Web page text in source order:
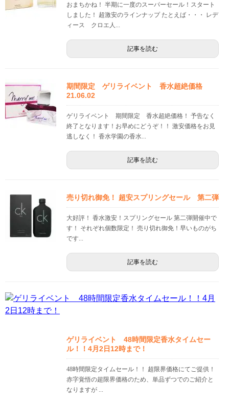
おまちかね！ 半期に一度のスーパーセール！スタート
しました！ 超激安のラインナップ たとえば・・・ レデ
ィース クロエ人...
記事を読む
期間限定 ゲリライベント 香水超絶価格
21.06.02
ゲリライベント 期間限定 香水超絶価格！ 予告なく
終了となります！お早めにどうぞ！！ 激安価格をお見
逃しなく！ 香水学園の香水...
記事を読む
売り切れ御免！ 超安スプリングセール 第二弾
大好評！ 香水激安！スプリングセール 第二弾開催中で
す！ それぞれ個数限定！ 売り切れ御免！早いものがち
です...
記事を読む
ゲリライベント 48時間限定香水タイムセー
ル！！4月2日12時まで！
48時間限定タイムセール！！ 超限界価格にてご提供！
赤字覚悟の超限界価格のため、単品ずつでのご紹介と
なりますが ...